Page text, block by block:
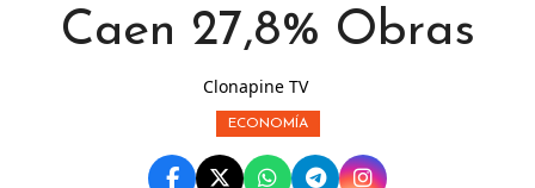
Caen 27,8% Obras
Clonapine TV
ECONOMÍA